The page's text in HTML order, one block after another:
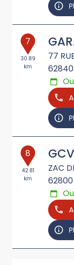
7
30.89
km
77
62840
8
42.81
km
ZAC
62800